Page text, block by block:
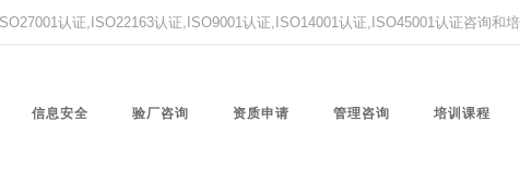
认证,ISO22163认证,ISO9001认证,ISO14001认证,ISO45001认证咨询和
信息安全 验厂咨询 资质申请 管理咨询 培训课程